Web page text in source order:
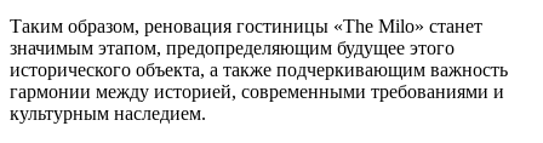
Таким образом, реновация гостиницы «The Milo» станет
значимым этапом, предопределяющим будущее этого
исторического объекта, а также подчеркивающим важность
гармонии между историей, современными требованиями и
культурным наследием.